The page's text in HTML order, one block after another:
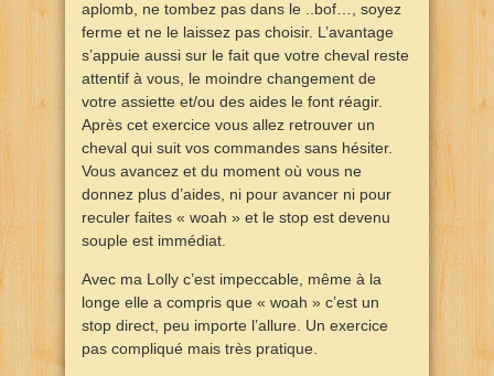
aplomb, ne tombez pas dans le ..bof…, soyez
ferme et ne le laissez pas choisir. L’avantage
s’appuie aussi sur le fait que votre cheval reste
attentif à vous, le moindre changement de
votre assiette et/ou des aides le font réagir.
Après cet exercice vous allez retrouver un
cheval qui suit vos commandes sans hésiter.
Vous avancez et du moment où vous ne
donnez plus d’aides, ni pour avancer ni pour
reculer faites « woah » et le stop est devenu
souple est immédiat.
Avec ma Lolly c’est impeccable, même à la
longe elle a compris que « woah » c’est un
stop direct, peu importe l’allure. Un exercice
pas compliqué mais très pratique.